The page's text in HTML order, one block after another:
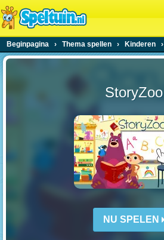
Beginpagina › Thema spellen › Kinderen ›
StoryZoo
NU SPELEN